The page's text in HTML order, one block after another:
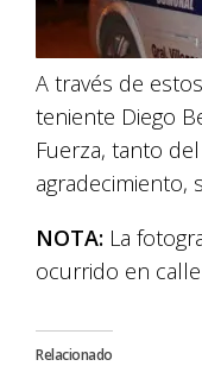
A través de
teniente Diego
Fuerza, tanto
agradecimiento,
NOTA: La
ocurrido en
Relacionado